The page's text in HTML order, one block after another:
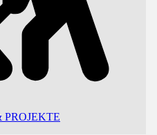
PROJEKTE